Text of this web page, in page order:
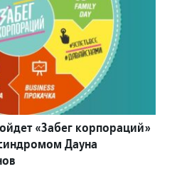
«Забег корпораций»
Дауна